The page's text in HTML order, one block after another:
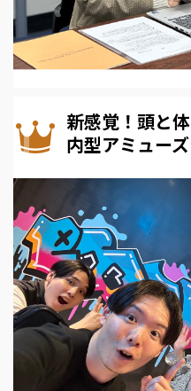
新感覚！頭と
内型アミュー